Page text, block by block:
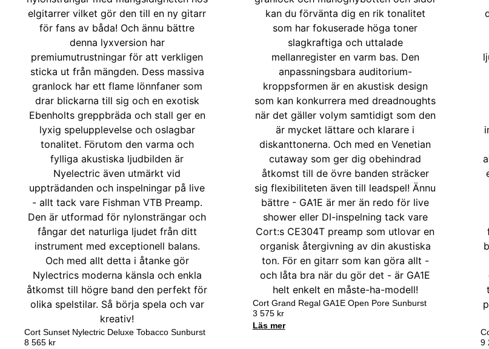
Cort Sunset Nylectric Deluxe Tobacco Sunburst
8 565 kr
Cort Grand Regal GA1E Open Pore Sunburst
3 575 kr
Läs mer
9